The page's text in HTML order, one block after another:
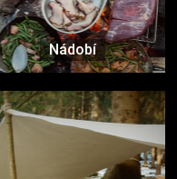
Nádobí